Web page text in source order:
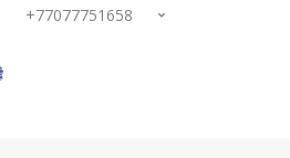
+77077751658